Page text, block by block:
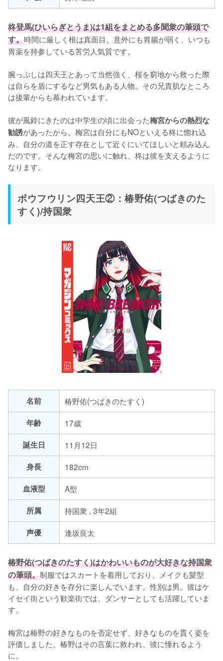
柊登馬(ひいらぎとうま)は1組をまとめる多聞衆の筆頭で
す。時間に厳しく根は真面目。意外にも胃腸が弱く、いつも
胃薬を持参している苦労人気質です。
腕っぷしは四天王とあって当然強く、桜を窮地から救った際
は自らを盾にするなど男気もある人物。その兄貴肌なところ
は後輩からも慕われています。
彼が風鈴にきたのは中学生の頃に出会った梅宮からの熱烈な
勧誘があったから。梅宮は自分にもNOといえる柊に惚れ込
み、自分の道を正す存在として近くにいてほしいと頼み込ん
だのです。そんな梅宮の思いに触れ、柊は彼を支えるように
なります。
ボウフウリン四天王②：椿野佑(つばきのた
すく)/持国衆
名前
椿野佑(つばきのたすく)
年齢
17歳
誕生日
11月12日
身長
182cm
血液型
A型
所属
持国衆 , 3年2組
声優
逢坂良太
椿野佑(つばきのたすく)はかわいいものが大好きな持国衆
の筆頭。制服ではスカートを着用しており、メイクも髪型
も、自分の好きを存分に楽しんでいます。性別は男。彼はケ
イセイ街という歓楽街では、ダンサーとしても活躍していま
す。
梅宮は椿野の好きなものを否定せず、好きなものを貫く姿を
評価しました。椿野はその言葉に救われ、彼に憧れるよう
に。